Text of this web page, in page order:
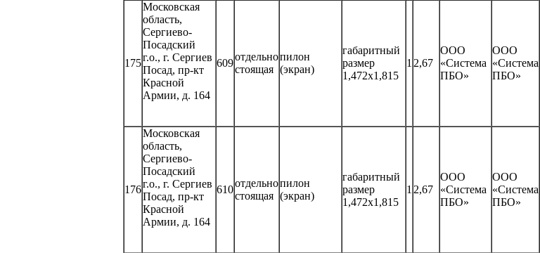
175
Московская
область,
Сергиево-
Посадский
г.о., г. Сергиев
Посад, пр-кт
Красной
Армии, д. 164
609
отдельно
стоящая
пилон
(экран)
габаритный
размер
1,472х1,815
1 2,67
ООО
«Система
ПБО»
ООО
«Система
ПБО»
176
Московская
область,
Сергиево-
Посадский
г.о., г. Сергиев
Посад, пр-кт
Красной
Армии, д. 164
610
отдельно
стоящая
пилон
(экран)
габаритный
размер
1,472х1,815
1 2,67
ООО
«Система
ПБО»
ООО
«Система
ПБО»